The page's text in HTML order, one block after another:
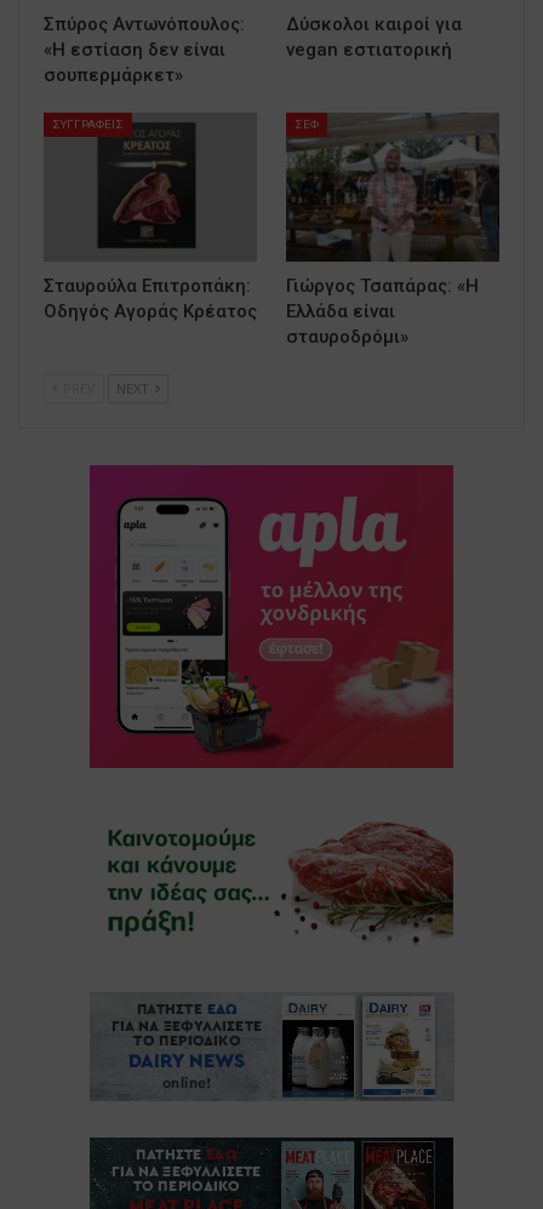
Σπύρος Αντωνόπουλος:
«Η εστίαση δεν είναι
σουπερμάρκετ»
Δύσκολοι καιροί για
vegan εστιατορική
ΣΥΓΓΡΑΦΕΙΣ
Σταυρούλα Επιτροπάκη:
Οδηγός Αγοράς Κρέατος
ΣΕΦ
Γιώργος Τσαπάρας: «Η
Ελλάδα είναι
σταυροδρόμι»
NEXT